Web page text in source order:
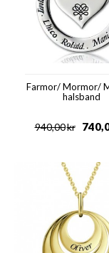
Farmor/ Mormor/
halsband
kr
940,00